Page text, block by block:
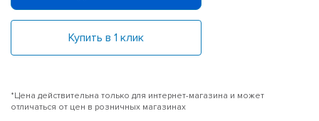
Купить в 1 клик
*Цена действительна только для интернет-магазина и может
отличаться от цен в розничных магазинах